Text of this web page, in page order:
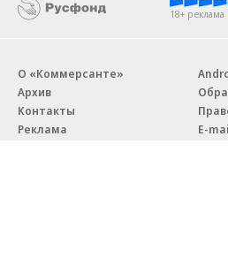
18+ реклама
О «Коммерсанте»
Архив
Контакты
Реклама
E-